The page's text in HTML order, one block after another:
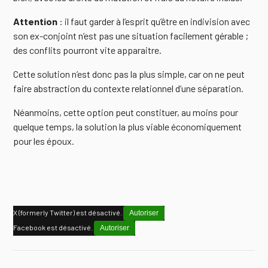
Attention : il faut garder à l’esprit qu’être en indivision avec
son ex-conjoint n’est pas une situation facilement gérable ;
des conflits pourront vite apparaitre.
Cette solution n’est donc pas la plus simple, car on ne peut
faire abstraction du contexte relationnel d’une séparation.
Néanmoins, cette option peut constituer, au moins pour
quelque temps, la solution la plus viable économiquement
pour les époux.
X (formerly Twitter) est désactivé.
Autoriser
Facebook est désactivé.
Autoriser